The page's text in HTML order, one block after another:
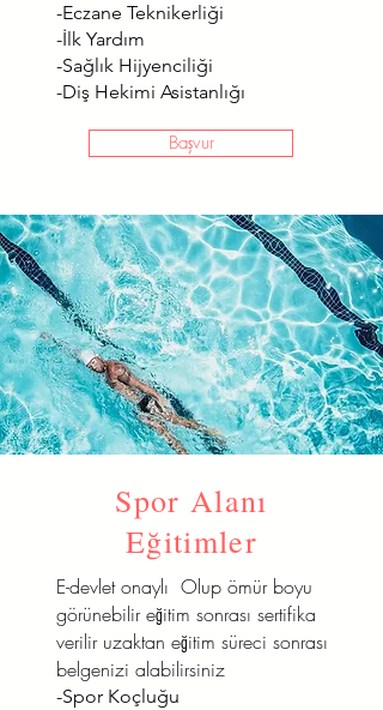
-Eczane Teknikerliği
-İlk Yardım
-Sağlık Hijyenciliği
-Diş Hekimi Asistanlığı
Başvur
Spor Alanı
Eğitimler
E-devlet onaylı Olup ömür boyu
görünebilir eğitim sonrası sertifika
verilir uzaktan eğitim süreci sonrası
belgenizi alabilirsiniz
-Spor Koçluğu